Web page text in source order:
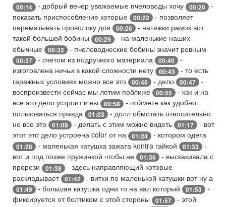
00:14 - добрый вечер уважаемые пчеловоды хочу 00:20
-
показать приспособление которые
00:22
- позволяет
перематывать проволоку для
00:26
- натяжки рамок вот
такой большой бобины
00:29
- на маленькие наших
обычные
00:32 - пчеловодческие бобины значит ровным
00:37 - счетом из подручного материала 00:40
-
изготовлена ничьи в какой сложности нету
00:43
- то есть
гаражных условиях можно все это
00:46 - дело 00:47
-
воспроизвести сейчас мы летим поближе
00:55
- как и на
все это дело устроит и вы
00:58
- поймете как удобно
пользоваться правда
01:03
- долл обмотать относительно
но все это
01:08 - делать с этим можно видеть 01:17
- вот
этот это дело устроена color от на
01:24 - котором одета
01:28 - маленькая катушка зажата kontra гайкой 01:33
-
вот и под позже пружинкой чтобы не
01:36
- выскакивала с
прорези
01:38
- здесь направляющий которые
раскладывает 01:42 - витки по маленькой катушки вот ну а
01:49 - большая катушка одни то на вал который 01:53
-
фиксируется от болтиком с этой стороны
01:57
- этой